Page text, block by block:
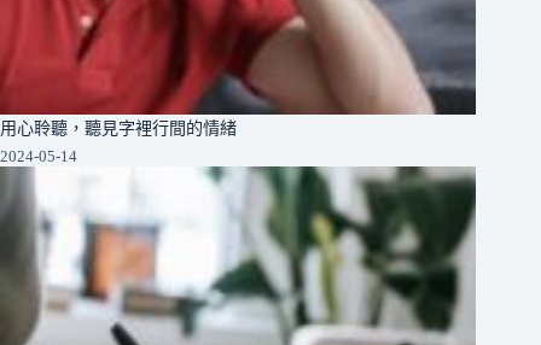
用心聆聽，聽見字裡行間的情緒
2024-05-14